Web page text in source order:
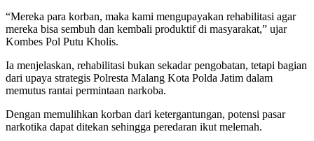
“Mereka para korban, maka kami mengupayakan rehabilitasi agar
mereka bisa sembuh dan kembali produktif di masyarakat,” ujar
Kombes Pol Putu Kholis.
Ia menjelaskan, rehabilitasi bukan sekadar pengobatan, tetapi bagian
dari upaya strategis Polresta Malang Kota Polda Jatim dalam
memutus rantai permintaan narkoba.
Dengan memulihkan korban dari ketergantungan, potensi pasar
narkotika dapat ditekan sehingga peredaran ikut melemah.